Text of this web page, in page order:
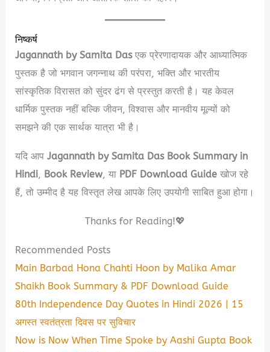
निष्कर्ष
Jagannath by Samita Dasएक प्रेरणादायक और आध्यात्मिक
पुस्तक है जो भगवान जगन्नाथ की परंपरा, भक्ति और भारतीय
सांस्कृतिक विरासत को सुंदर ढंग से प्रस्तुत करती है। यह केवल
धार्मिक पुस्तक नहीं बल्कि जीवन, विश्वास और मानवीय मूल्यों को
समझने की एक सार्थक यात्रा भी है।
यदि आपJagannath by Samita Das Book Summary in
Hindi, Book Review, या PDF Download Guide खोज रहे
हैं, तो उम्मीद है यह विस्तृत लेख आपके लिए उपयोगी साबित हुआ होगा।
Thanks for Reading!💖
Recommended Posts
Main Barbad Hona Chahti Hoon by Malika Amar
Shaikh Book Summary & PDF Download Guide
80th Independence Day Quotes in Hindi 2026 | 15
अगस्त स्वतंत्रता दिवस पर सुविचार
Now is Now When Time Spoke by Aashi Gupta Book